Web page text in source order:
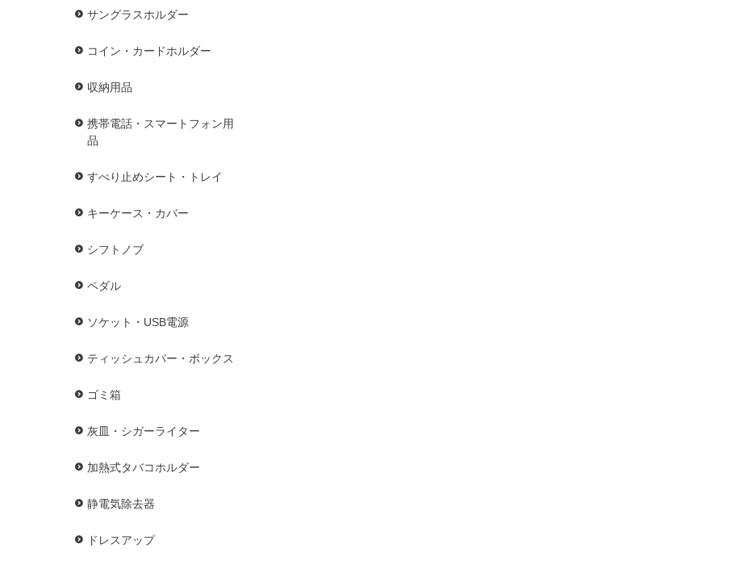
サングラスホルダー
コイン・カードホルダー
収納用品
携帯電話・スマートフォン用
品
すべり止めシート・トレイ
キーケース・カバー
シフトノブ
ペダル
ソケット・USB電源
ティッシュカバー・ボックス
ゴミ箱
灰皿・シガーライター
加熱式タバコホルダー
静電気除去器
ドレスアップ